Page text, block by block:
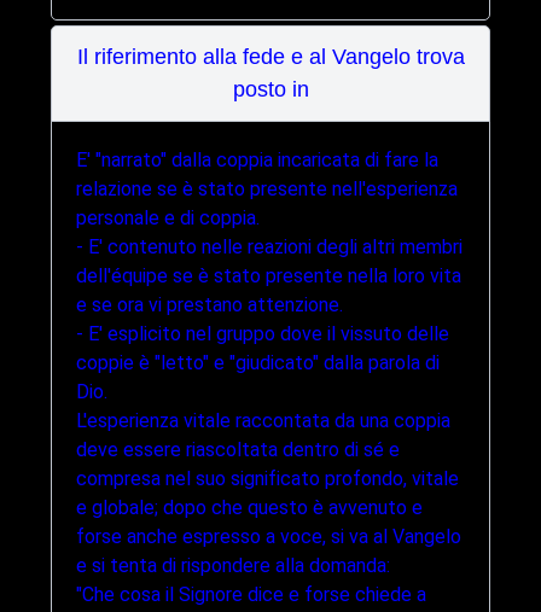
Il riferimento alla fede e al Vangelo trova
posto in
E' "narrato" dalla coppia incaricata di fare la
relazione se è stato presente nell'esperienza
personale e di coppia.
- E' contenuto nelle reazioni degli altri membri
dell'équipe se è stato presente nella loro vita
e se ora vi prestano attenzione.
- E' esplicito nel gruppo dove il vissuto delle
coppie è "letto" e "giudicato" dalla parola di
Dio.
L'esperienza vitale raccontata da una coppia
deve essere riascoltata dentro di sé e
compresa nel suo significato profondo, vitale
e globale; dopo che questo è avvenuto e
forse anche espresso a voce, si va al Vangelo
e si tenta di rispondere alla domanda:
"Che cosa il Signore dice e forse chiede a